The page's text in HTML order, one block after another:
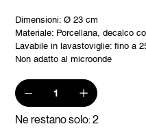
Dimensioni: Ø 23 cm
Materiale: Porcellana, decalco
Lavabile in lavastoviglie: fino a
Non adatto al microonde
Ne restano solo: 2